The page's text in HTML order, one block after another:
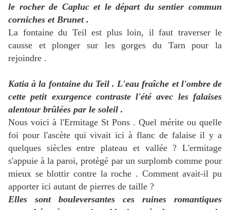
le rocher de Capluc et le départ du sentier commun
corniches et Brunet .
La fontaine du Teil est plus loin, il faut traverser le
causse et plonger sur les gorges du Tarn pour la
rejoindre .
Katia à la fontaine du Teil . L'eau fraîche et l'ombre de
cette petit exurgence contraste l'été avec les falaises
alentour brûlées par le soleil .
Nous voici à l'Ermitage St Pons . Quel mérite ou quelle
foi pour l'ascète qui vivait ici à flanc de falaise il y a
quelques siècles entre plateau et vallée ? L'ermitage
s'appuie à la paroi, protègé par un surplomb comme pour
mieux se blottir contre la roche . Comment avait-il pu
apporter ici autant de pierres de taille ?
Elles sont bouleversantes ces ruines romantiques